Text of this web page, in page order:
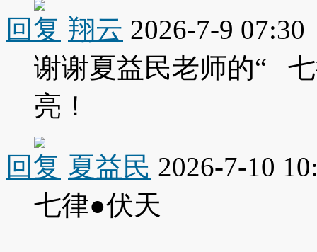
回复 翔云 2026-7-9 07:30
谢谢夏益民老师的“
亮！
回复 夏益民 2026-7-10
七律●伏天